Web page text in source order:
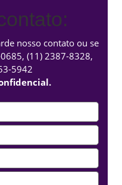
nosso contato ou se
, (11) 2387-8328,
5942